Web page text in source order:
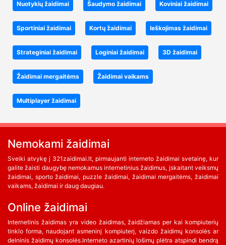
Nuotykių žaidimai Šaudymo žaidimai Koviniai žaidimai
Sportiniai žaidimai Kortų žaidimai Ieškojimas žaidimai
Strateginiai žaidimai Loginiai žaidimai 3D žaidimai
Žaidimai mergaitėms Žaidimai vaikams
Multiplayer žaidimai
Nemokami žaidimai
Sveiki atvykę į 321zaidimai.lt, pirmaujanti interneto žaidimai svetainę, kur
galite žaisti daugybę nemokamus internetinius žaidimus, įskaitant veiksmų
žaidimai, sporto žaidimai, puzzle žaidimai, žaidimai mergaitėms, žaidimai
vaikams, žaidimai ir daug daugiau.
Online žaidimai
Internetinis žaidimas yra video žaidimas, žaidžiamas per kai kompiuterių
tinklo forma, naudojant asmeninį kompiuterį, vaizdo žaidimų konsolės ar
delninis žaidimų konsolės.Interneto azartinių lošimų plėtra atspindi bendrą